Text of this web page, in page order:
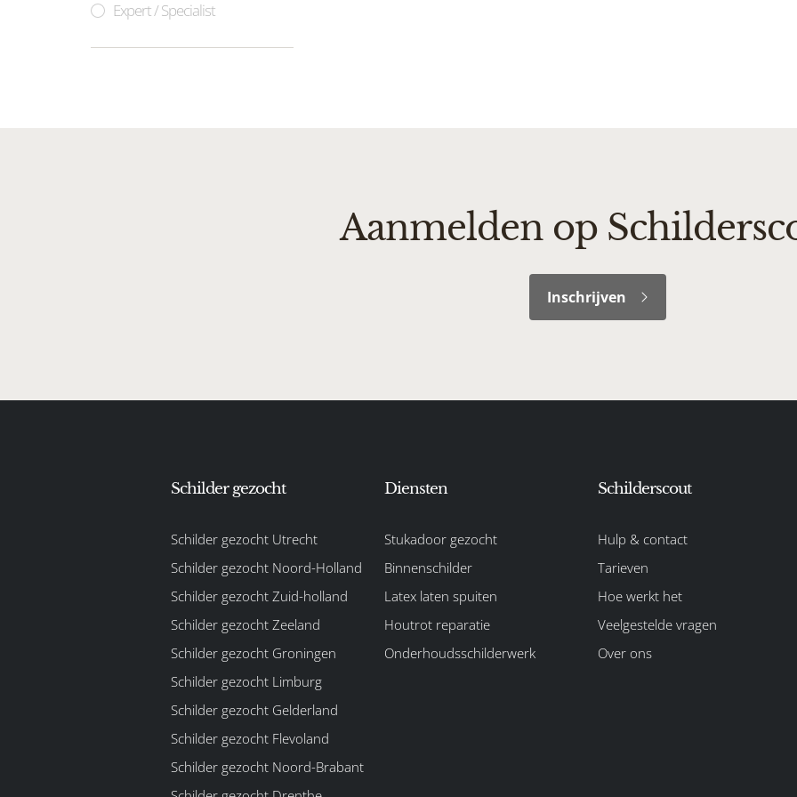
Expert / Specialist
Aanmelden op
Inschrijven
Schilder gezocht
Schilder gezocht Utrecht
Schilder gezocht Noord-Holland
Schilder gezocht Zuid-holland
Schilder gezocht Zeeland
Schilder gezocht Groningen
Schilder gezocht Limburg
Schilder gezocht Gelderland
Schilder gezocht Flevoland
Schilder gezocht Noord-Brabant
Diensten
Stukadoor gezocht
Binnenschilder
Latex laten spuiten
Houtrot reparatie
Onderhoudsschilderwerk
Schilderscout
Hulp & contact
Tarieven
Hoe werkt het
Veelgestelde vragen
Over ons